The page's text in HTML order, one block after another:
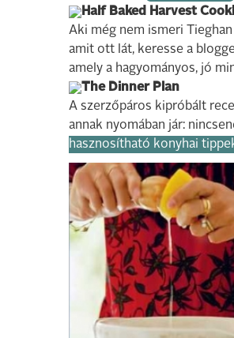
Half Baked Harvest
Aki még nem ismeri
amit ott lát, keresse a
amely a hagyományos, jó
The Dinner Plan
A szerzőpáros kipróbált
annak nyomában jár:
hasznosítható konyhai